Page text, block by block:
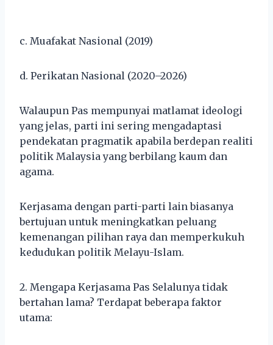
c. Muafakat Nasional (2019)
d. Perikatan Nasional (2020–2026)
Walaupun Pas mempunyai matlamat ideologi
yang jelas, parti ini sering mengadaptasi
pendekatan pragmatik apabila berdepan realiti
politik Malaysia yang berbilang kaum dan
agama.
Kerjasama dengan parti-parti lain biasanya
bertujuan untuk meningkatkan peluang
kemenangan pilihan raya dan memperkukuh
kedudukan politik Melayu-Islam.
2. Mengapa Kerjasama Pas Selalunya tidak
bertahan lama? Terdapat beberapa faktor
utama: